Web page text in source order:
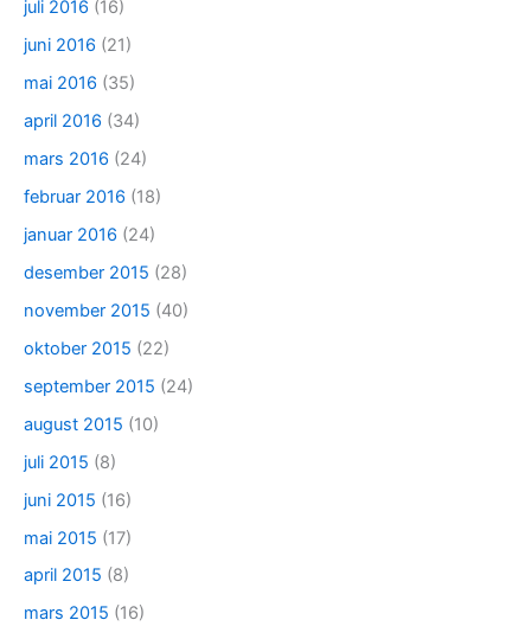
juli 2016 (16)
juni 2016 (21)
mai 2016 (35)
april 2016 (34)
mars 2016 (24)
februar 2016 (18)
januar 2016 (24)
desember 2015 (28)
november 2015 (40)
oktober 2015 (22)
september 2015 (24)
august 2015 (10)
juli 2015 (8)
juni 2015 (16)
mai 2015 (17)
april 2015 (8)
mars 2015 (16)